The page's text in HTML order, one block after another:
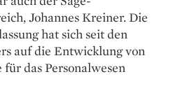
Johannes Kreiner. Die
hat sich seit den
auf die Entwicklung von
das Personalwesen